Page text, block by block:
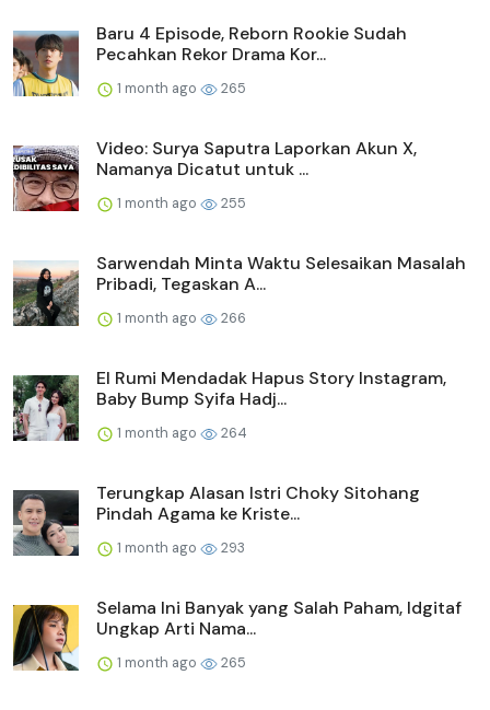
Baru 4 Episode, Reborn Rookie Sudah
Pecahkan Rekor Drama Kor...
1 month ago 265
Video: Surya Saputra Laporkan Akun X,
Namanya Dicatut untuk ...
1 month ago 255
Sarwendah Minta Waktu Selesaikan Masalah
Pribadi, Tegaskan A...
1 month ago 266
El Rumi Mendadak Hapus Story Instagram,
Baby Bump Syifa Hadj...
1 month ago 264
Terungkap Alasan Istri Choky Sitohang
Pindah Agama ke Kriste...
1 month ago 293
Selama Ini Banyak yang Salah Paham, Idgitaf
Ungkap Arti Nama...
1 month ago 265